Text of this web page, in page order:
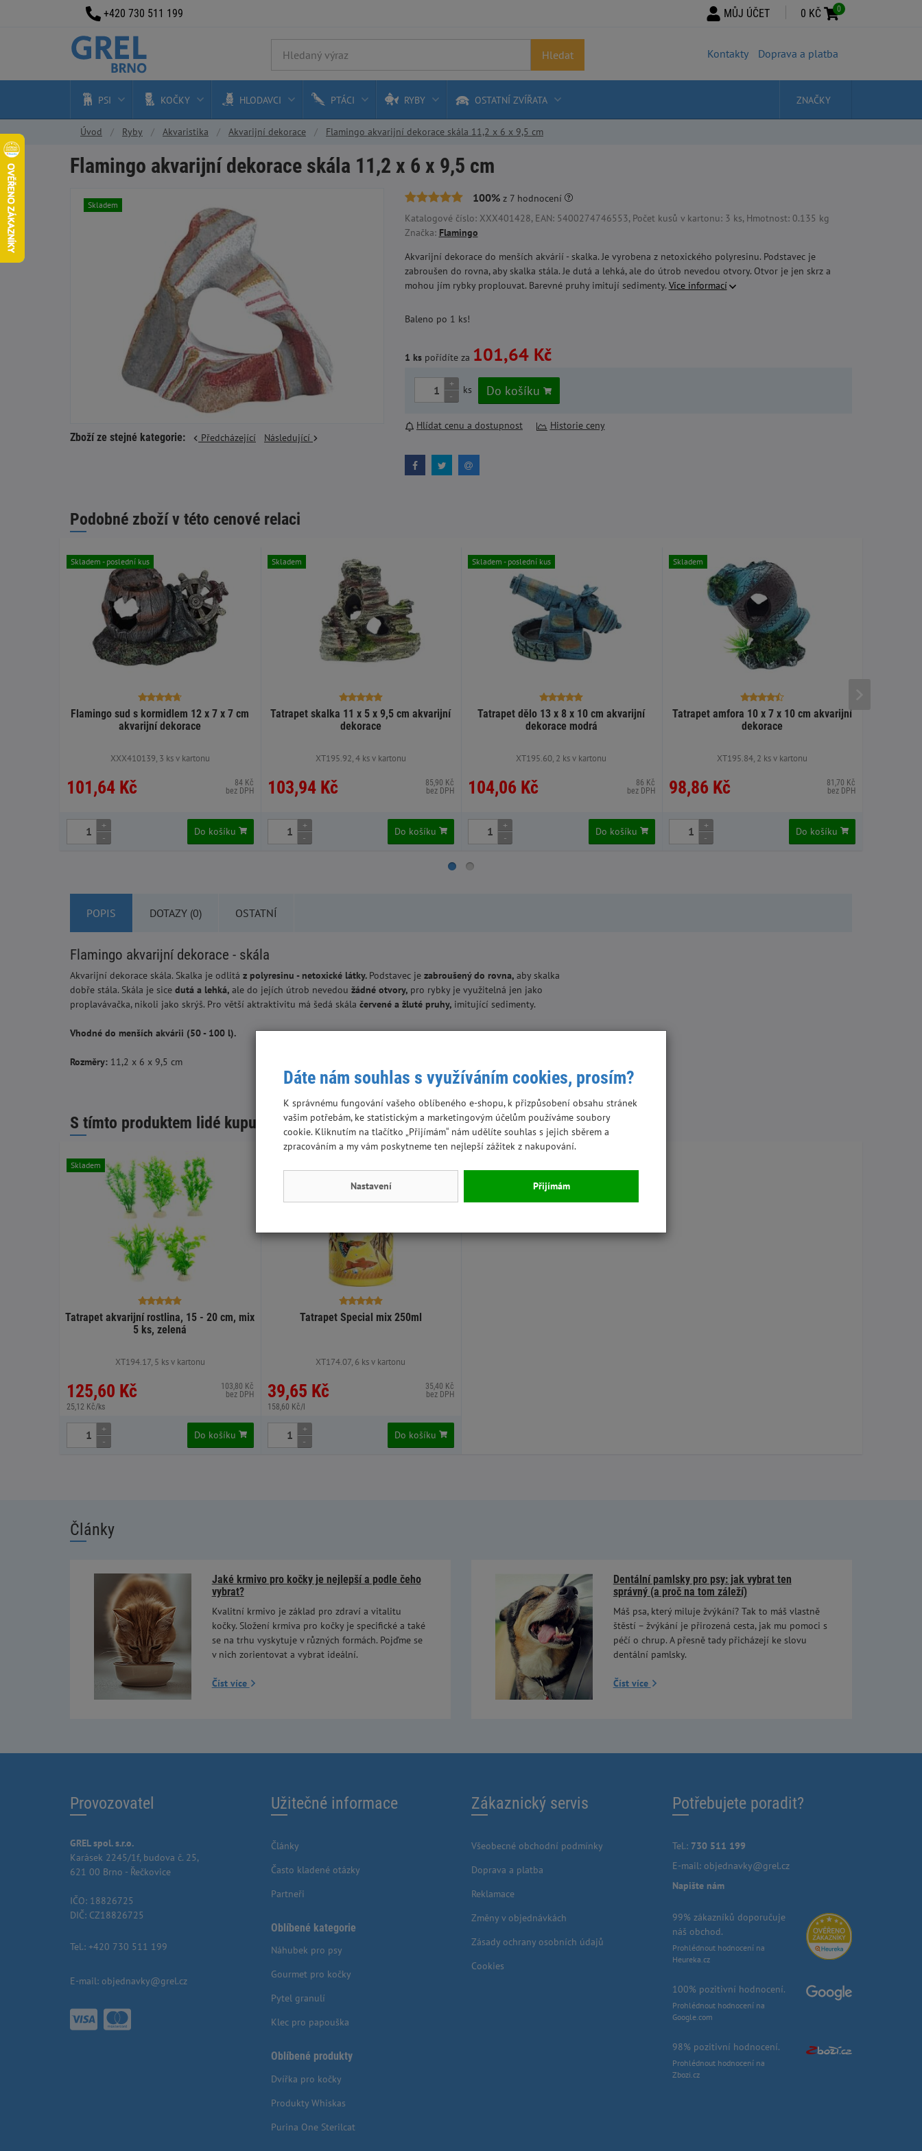
Hledat Kontakty Doprava a platba
PSI KOČKY HLODAVCI PTÁCI RYBY OSTATNÍ ZVÍŘATA ZNAČKY
Úvod Ryby Akvaristika Akvarijní dekorace Flamingo akvarijní dekorace skála 11,2 x 6 x 9,5 cm
Flamingo akvarijní dekorace skála 11,2 x 6 x 9,5 cm
Skladem
Zboží ze stejné kategorie: Předcházející Následující
100%z 7hodnocení
Katalogové číslo: XXX401428, EAN: 5400274746553, Počet kusů v kartonu: 3 ks, Hmotnost: 0.135 kg
Značka: Flamingo
Akvarijní dekorace do menších akvárií - skalka. Je vyrobena z netoxického polyresinu. Podstavec je
zabroušen do rovna, aby skalka stála. Je dutá a lehká, ale do útrob nevedou otvory. Otvor je jen skrz a
mohou jím rybky proplouvat. Barevné pruhy imitují sedimenty. Více informací
Baleno po 1 ks!
1 kspořídíte za 101,64 Kč
+
-
ks Do košíku
Hlídat cenu a dostupnost Historie ceny
Podobné zboží v této cenové relaci
Flamingo sud s kormidlem 12 x 7 x 7 cm
akvarijní dekorace
XXX410139, 3 ks v kartonu
101,64 Kč
84 Kč
bez DPH
Skladem - poslední kus
+
-
Do košíku
Tatrapet skalka 11 x 5 x 9,5 cm akvarijní
dekorace
XT195.92, 4 ks v kartonu
103,94 Kč
85,90 Kč
bez DPH
Skladem
+
-
Do košíku
Tatrapet dělo 13 x 8 x 10 cm akvarijní
dekorace modrá
XT195.60, 2 ks v kartonu
104,06 Kč
86 Kč
bez DPH
Skladem - poslední kus
+
-
Do košíku
Tatrapet amfora 10 x 7 x 10 cm akvarijní
dekorace
XT195.84, 2 ks v kartonu
98,86 Kč
81,70 Kč
bez DPH
Skladem
+
-
Do košíku
POPIS DOTAZY (0) OSTATNÍ
Flamingo akvarijní dekorace - skála
Akvarijní dekorace skála. Skalka je odlitá z polyresinu - netoxické látky. Podstavec je zabroušený do rovna, aby skalka
dobře stála. Skála je sice dutá a lehká, ale do jejích útrob nevedou žádné otvory, pro rybky je využitelná jen jako
proplavávačka, nikoli jako skrýš. Pro větší aktraktivitu má šedá skála červené a žluté pruhy, imitující sedimenty.
Vhodné do menších akvárii (50 - 100 l).
Rozměry: 11,2 x 6 x 9,5 cm
S tímto produktem lidé kupují:
Tatrapet akvarijní rostlina, 15 - 20 cm, mix
5 ks, zelená
XT194.17, 5 ks v kartonu
125,60 Kč
25,12 Kč/ks
103,80 Kč
bez DPH
Skladem
+
-
Do košíku
Tatrapet Special mix 250ml
XT174.07, 6 ks v kartonu
39,65 Kč
158,60 Kč/l
35,40 Kč
bez DPH
+
-
Do košíku
Články
Jaké krmivo pro kočky je nejlepší a podle čeho
vybrat?
Kvalitní krmivo je základ pro zdraví a vitalitu
kočky. Složení krmiva pro kočky je specifické a také
se na trhu vyskytuje v různých formách. Pojďme se
v nich zorientovat a vybrat ideální.
Číst více
Dentální pamlsky pro psy: jak vybrat ten
správný (a proč na tom záleží)
Máš psa, který miluje žvýkání? Tak to máš vlastně
štěstí – žvýkání je přirozená cesta, jak mu pomoci s
péčí o chrup. A přesně tady přicházejí ke slovu
dentální pamlsky.
Číst více
Provozovatel
GREL spol. s.r.o.
Karásek 2245/1f, budova č. 25,
621 00 Brno - Řečkovice
IČO: 18826725
DIČ: CZ18826725
Tel.: +420 730 511 199
E-mail: objednavky@grel.cz
Užitečné informace
Články
Často kladené otázky
Partneři
Oblíbené kategorie
Náhubek pro psy
Gourmet pro kočky
Pytel granulí
Klec pro papouška
Oblíbené produkty
Dvířka pro kočky
Produkty Whiskas
Purina One Sterilcat
Zákaznický servis
Všeobecné obchodní podmínky
Doprava a platba
Reklamace
Změny v objednávkách
Zásady ochrany osobních údajů
Cookies
Potřebujete poradit?
Tel.: 730 511 199
E-mail: objednavky@grel.cz
Napište nám
99% zákazníků doporučuje
náš obchod.
Prohlédnout hodnocení na
Heureka.cz
100% pozitivní hodnocení.
Prohlédnout hodnocení na
Google.com
98% pozitivní hodnocení.
Prohlédnout hodnocení na
Zbozi.cz
0 KČ 0
MŮJ ÚČET
+420 730 511 199
Dáte nám souhlas s využíváním cookies, prosím?
K správnému fungování vašeho oblíbeného e-shopu, k přizpůsobení obsahu stránek
vašim potřebám, ke statistickým a marketingovým účelům používáme soubory
cookie. Kliknutím na tlačítko „Přijímám“ nám udělíte souhlas s jejich sběrem a
zpracováním a my vám poskytneme ten nejlepší zážitek z nakupování.
Nastavení Přijímám